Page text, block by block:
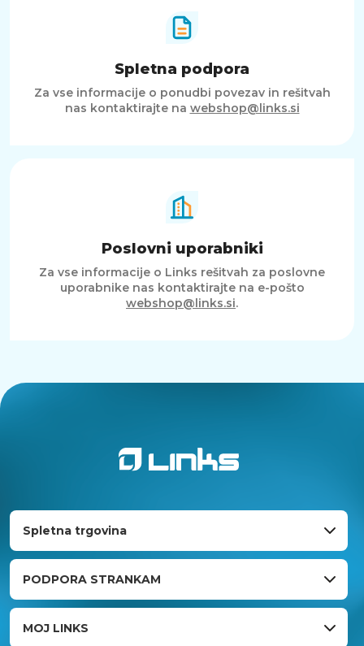
Spletna podpora
Za vse informacije o ponudbi povezav in rešitvah
nas kontaktirajte na webshop@links.si
Poslovni uporabniki
Za vse informacije o Links rešitvah za poslovne
uporabnike nas kontaktirajte na e-pošto
webshop@links.si.
Spletna trgovina
PODPORA STRANKAM
MOJ LINKS